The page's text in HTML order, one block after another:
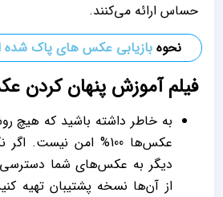
حساس ارائه می‌کنند.
نحوه بازیابی عکس های پاک شده
فیلم آموزش پنهان کردن
به خاطر داشته باشید که هیچ
عکس‌ها 100% امن نیست.
دیگر به عکس‌های شما دسترسی
از آن‌ها نسخه پشتیبان تهیه